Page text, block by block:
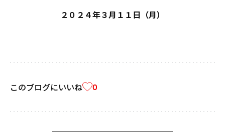
２０２４年３月１１日（月）
このブログにいいね 0